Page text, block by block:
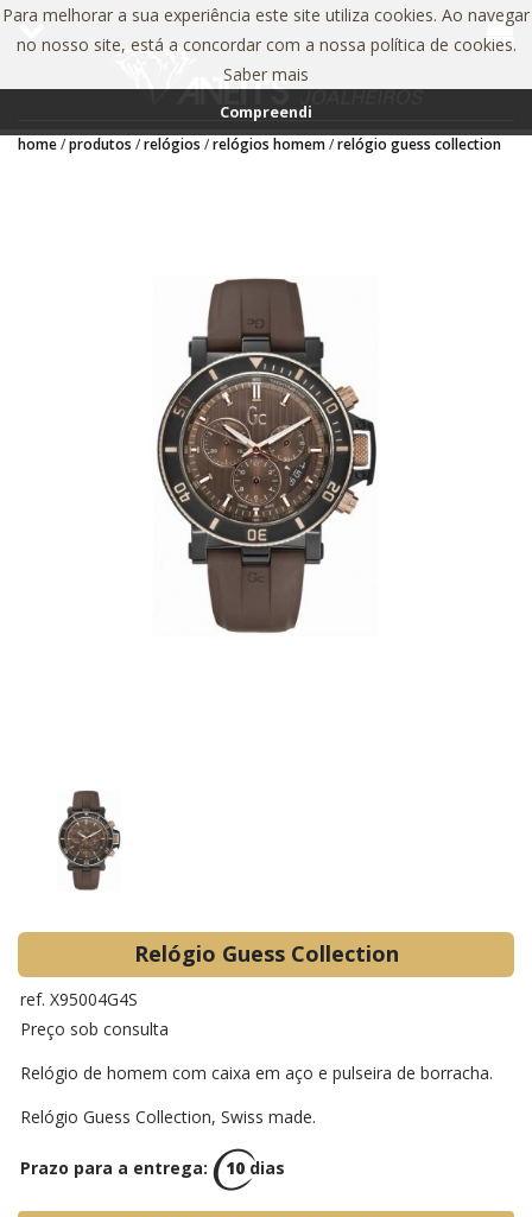
Para melhorar a sua experiência este site utiliza cookies. Ao navegar
no nosso site, está a concordar com a nossa política de cookies.
Saber mais
Compreendi
home produtos relógios relógios homem relógio guess collection
Relógio Guess Collection
ref. X95004G4S
Preço sob consulta
Relógio de homem com caixa em aço e pulseira de borracha.
Relógio Guess Collection, Swiss made.
Prazo para a entrega: 10 dias